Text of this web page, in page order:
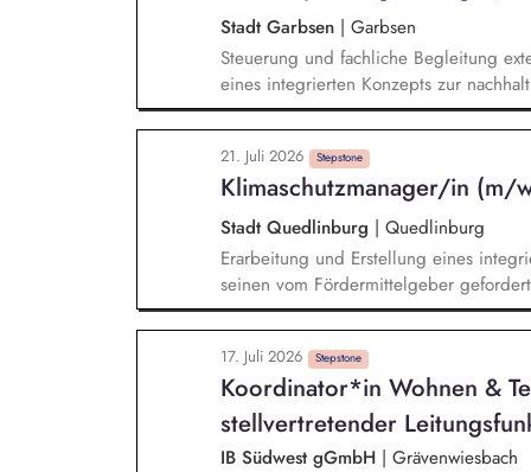
Erstellung von landschaftspflegerischen
Biotopgestaltung und
Stadt Garbsen | Garbsen
Steuerung und fachliche Begleitung
eines integrierten Konzepts zur
Klimaschutz. Analyse klimatischer
Starkregen, Trockenheit). Identifikation
Erarbeitung eines Maßnahmenkatalogs
Umsetzungsstrategien. Integration der
bestehende Verwaltungsprozesse und
21. Juli 2026 Stepstone
Klimaschutzmanager/in (m/
Stadt Quedlinburg | Quedlinburg
Erarbeitung und Erstellung eines
seinen vom Fördermittelgeber
von externen Drittanbietern Initiierung,
Maßnahmen und Projekten Prüfung
Sofortmaßnahmen Durchführung eines
Konzepterstellung (Workshops,
Klimaschutzes in die
Klimaschutzakteuren
17. Juli 2026 Stepstone
Koordinator*in Wohnen &
stellvertretender
IB Südwest gGmbH | Grävenwiesbach